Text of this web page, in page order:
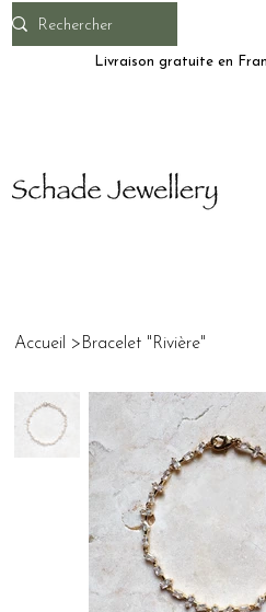
Livraison gratuite en
Accueil >Bracelet "Rivière"